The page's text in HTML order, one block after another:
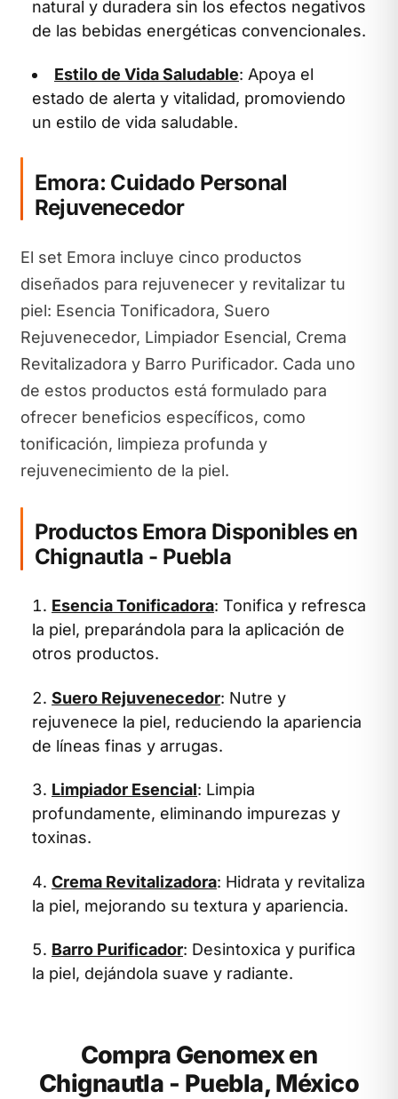
natural y duradera sin los efectos negativos
de las bebidas energéticas convencionales.
Estilo de Vida Saludable: Apoya el
estado de alerta y vitalidad, promoviendo
un estilo de vida saludable.
Emora: Cuidado Personal
Rejuvenecedor
El set Emora incluye cinco productos
diseñados para rejuvenecer y revitalizar tu
piel: Esencia Tonificadora, Suero
Rejuvenecedor, Limpiador Esencial, Crema
Revitalizadora y Barro Purificador. Cada uno
de estos productos está formulado para
ofrecer beneficios específicos, como
tonificación, limpieza profunda y
rejuvenecimiento de la piel.
Productos Emora Disponibles en
Chignautla - Puebla
Esencia Tonificadora: Tonifica y refresca
la piel, preparándola para la aplicación de
otros productos.
Suero Rejuvenecedor: Nutre y
rejuvenece la piel, reduciendo la apariencia
de líneas finas y arrugas.
Limpiador Esencial: Limpia
profundamente, eliminando impurezas y
toxinas.
Crema Revitalizadora: Hidrata y revitaliza
la piel, mejorando su textura y apariencia.
Barro Purificador: Desintoxica y purifica
la piel, dejándola suave y radiante.
Compra Genomex en
Chignautla - Puebla, México